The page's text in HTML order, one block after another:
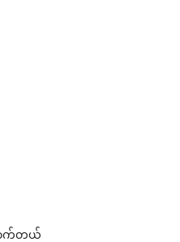
ာက်တယ်